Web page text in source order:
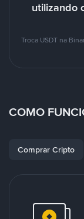
utilizando
Troca USDT na
COMO
Comprar Cripto